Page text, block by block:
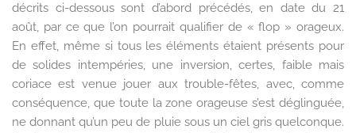
décrits ci-dessous sont d’abord précédés, en date du 21
août, par ce que l’on pourrait qualifier de « flop » orageux.
En effet, même si tous les éléments étaient présents pour
de solides intempéries, une inversion, certes, faible mais
coriace est venue jouer aux trouble-fêtes, avec, comme
conséquence, que toute la zone orageuse s’est déglinguée,
ne donnant qu’un peu de pluie sous un ciel gris quelconque.